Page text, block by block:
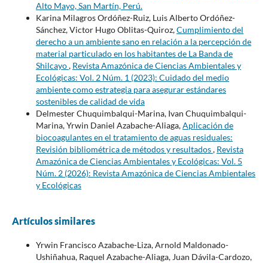
Alto Mayo, San Martín, Perú.
Karina Milagros Ordóñez-Ruiz, Luis Alberto Ordóñez-
Sánchez, Victor Hugo Oblitas-Quiroz,Cumplimiento del
derecho a un ambiente sano en relación a la percepción de
material particulado en los habitantes de La Banda de
Shilcayo, Revista Amazónica de Ciencias Ambientales y
Ecológicas: Vol. 2 Núm. 1 (2023): Cuidado del medio
ambiente como estrategia para asegurar estándares
sostenibles de calidad de vida
Delmester Chuquimbalqui-Marina, Ivan Chuquimbalqui-
Marina, Yrwin Daniel Azabache-Aliaga,Aplicación de
biocoagulantes en el tratamiento de aguas residuales:
Revisión bibliométrica de métodos y resultados, Revista
Amazónica de Ciencias Ambientales y Ecológicas: Vol. 5
Núm. 2 (2026): Revista Amazónica de Ciencias Ambientales
y Ecológicas
Artículos similares
Yrwin Francisco Azabache-Liza, Arnold Maldonado-
Ushiñahua, Raquel Azabache-Aliaga, Juan Dávila-Cardozo,